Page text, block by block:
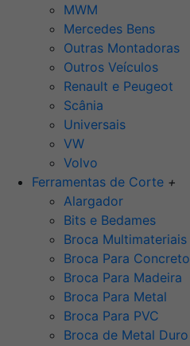
MWM
Mercedes Bens
Outras Montadoras
Outros Veículos
Renault e Peugeot
Scânia
Universais
VW
Volvo
Ferramentas de Corte +
Alargador
Bits e Bedames
Broca Multimateriais
Broca Para Concreto
Broca Para Madeira
Broca Para Metal
Broca Para PVC
Broca de Metal Duro